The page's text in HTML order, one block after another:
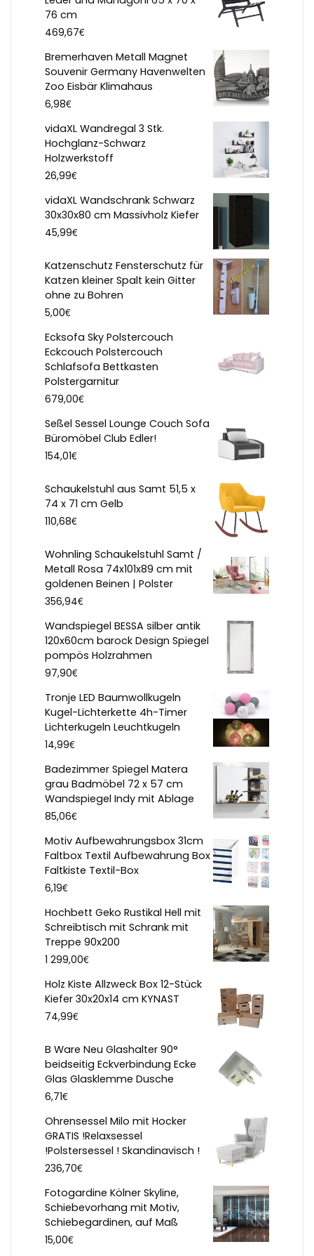
76 cm
469,67€
Bremerhaven Metall Magnet
Souvenir Germany Havenwelten
Zoo Eisbär Klimahaus
6,98€
vidaXL Wandregal 3 Stk.
Hochglanz-Schwarz
Holzwerkstoff
26,99€
vidaXL Wandschrank Schwarz
30x30x80 cm Massivholz Kiefer
45,99€
Katzenschutz Fensterschutz für
Katzen kleiner Spalt kein Gitter
ohne zu Bohren
5,00€
Ecksofa Sky Polstercouch
Eckcouch Polstercouch
Schlafsofa Bettkasten
Polstergarnitur
679,00€
Seßel Sessel Lounge Couch Sofa
Büromöbel Club Edler!
154,01€
Schaukelstuhl aus Samt 51,5 x
74 x 71 cm Gelb
110,68€
Wohnling Schaukelstuhl Samt /
Metall Rosa 74x101x89 cm mit
goldenen Beinen | Polster
356,94€
Wandspiegel BESSA silber antik
120x60cm barock Design Spiegel
pompös Holzrahmen
97,90€
Tronje LED Baumwollkugeln
Kugel-Lichterkette 4h-Timer
Lichterkugeln Leuchtkugeln
14,99€
Badezimmer Spiegel Matera
grau Badmöbel 72 x 57 cm
Wandspiegel Indy mit Ablage
85,06€
Motiv Aufbewahrungsbox 31cm
Faltbox Textil Aufbewahrung Box
Faltkiste Textil-Box
6,19€
Hochbett Geko Rustikal Hell mit
Schreibtisch mit Schrank mit
Treppe 90x200
1 299,00€
Holz Kiste Allzweck Box 12-Stück
Kiefer 30x20x14 cm KYNAST
74,99€
B Ware Neu Glashalter 90°
beidseitig Eckverbindung Ecke
Glas Glasklemme Dusche
6,71€
Ohrensessel Milo mit Hocker
GRATIS !Relaxsessel
!Polstersessel ! Skandinavisch !
236,70€
Fotogardine Kölner Skyline,
Schiebevorhang mit Motiv,
Schiebegardinen, auf Maß
15,00€